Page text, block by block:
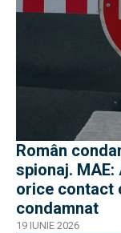
Român
spionaj.
orice contact
condamnat
19 IUNIE 2026